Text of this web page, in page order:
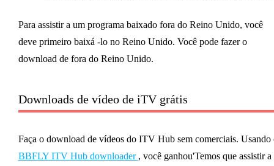
Para assistir a um programa baixado fora do Reino Unido, você
deve primeiro baixá -lo no Reino Unido. Você pode fazer o
download de fora do Reino Unido.
Downloads de vídeo de iTV grátis
Faça o download de vídeos do ITV Hub sem comerciais. Usando
BBFLY ITV Hub downloader , você ganhou'Temos que assistir a